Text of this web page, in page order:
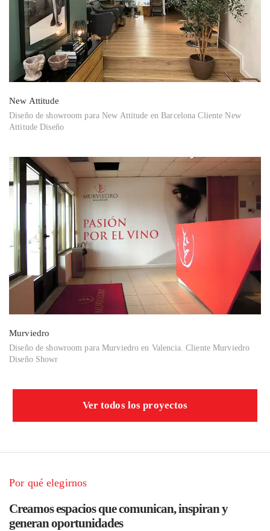
New Attitude
Diseño de showroom para New Attitude en Barcelona Cliente New
Attitude Diseño
Murviedro
Diseño de showroom para Murviedro en Valencia. Cliente Murviedro
Diseño Showr
Ver todos los proyectos
Por qué elegirnos
Creamos espacios que comunican, inspiran y
generan oportunidades